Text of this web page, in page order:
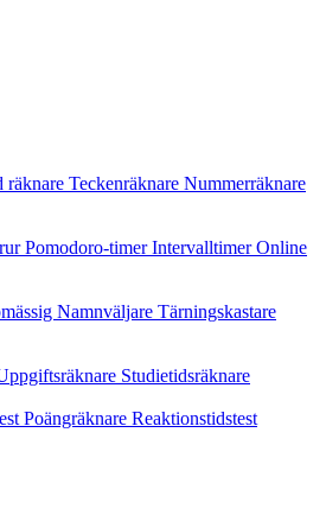
räknare Teckenräknare Nummerräknare
Pomodoro-timerIntervalltimerOnline
Namnväljare Tärningskastare
Studietidsräknare
Poängräknare Reaktionstidstest